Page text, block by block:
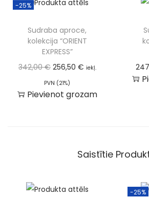
-25%
Sudraba aproce,
kolekcija “ORIENT
EXPRESS”
342,00€ 256,50 € iekļ.
PVN (21%)
Pievienot grozam
Saistītie
-25%